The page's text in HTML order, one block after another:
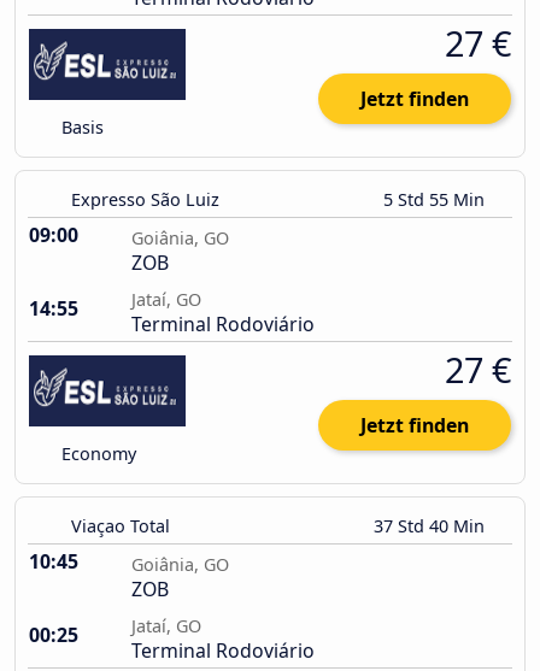
Basis
27 €
Jetzt finden
Expresso São Luiz 5 Std 55 Min
09:00 Goiânia, GO
ZOB
14:55
Jataí, GO
Terminal Rodoviário
Economy
27 €
Jetzt finden
Viaçao Total 37 Std 40 Min
10:45 Goiânia, GO
ZOB
00:25
Jataí, GO
Terminal Rodoviário